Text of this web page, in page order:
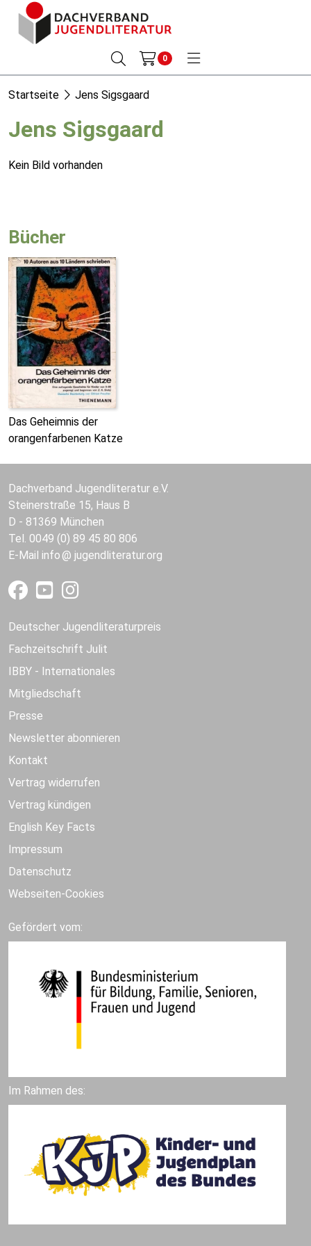
0
Startseite Jens Sigsgaard
Jens Sigsgaard
Kein Bild vorhanden
Bücher
Das Geheimnis der
orangenfarbenen Katze
Dachverband Jugendliteratur e.V.
Steinerstraße 15, Haus B
D - 81369 München
Tel. 0049 (0) 89 45 80 806
E-Mail info jugendliteratur.org
Deutscher Jugendliteraturpreis
Fachzeitschrift Julit
IBBY - Internationales
Mitgliedschaft
Presse
Newsletter abonnieren
Kontakt
Vertrag widerrufen
Vertrag kündigen
English Key Facts
Impressum
Datenschutz
Webseiten-Cookies
Gefördert vom:
Im Rahmen des: